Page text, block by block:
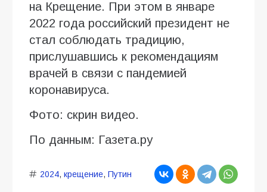
на Крещение. При этом в январе
2022 года российский президент не
стал соблюдать традицию,
прислушавшись к рекомендациям
врачей в связи с пандемией
коронавируса.
Фото: скрин видео.
По данным: Газета.ру
2024, крещение, Путин